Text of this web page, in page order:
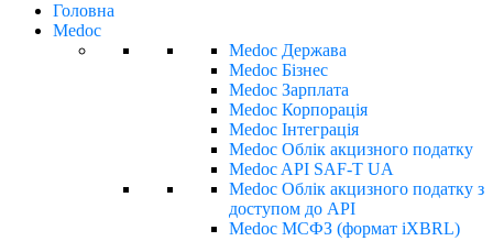
Головна
Medoc
Medoc Держава
Medoc Бізнес
Medoc Зарплата
Medoc Корпорація
Medoc Інтеграція
Medoc Облік акцизного податку
Medoc API SAF-T UA
Medoc Облік акцизного податку з
доступом до API
Medoc МСФЗ (формат іХBRL)